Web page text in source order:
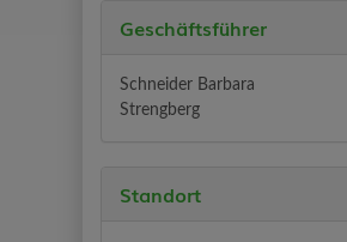
Geschäftsführer
Schneider Barbara
Strengberg
Standort